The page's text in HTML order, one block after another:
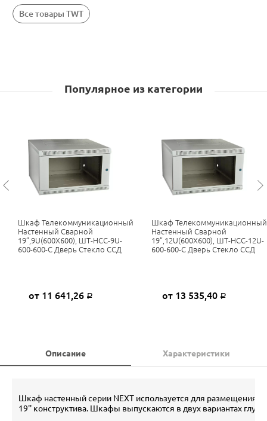
Все товары TWT
Популярное из категории
Шкаф Телекоммуникационный
Настенный Сварной
19”,9U(600X600), ШТ-НСС-9U-
600-600-С Дверь Стекло ССД
от 11 641,26 Р
Шкаф Телекоммуникационный
Настенный Сварной
19”,12U(600X600), ШТ-НСС-12U-
600-600-С Дверь Стекло ССД
от 13 535,40 Р
Описание Характеристики
Шкаф настенный серии NEXT используется для размещения
19'' конструктива. Шкафы выпускаются в двух вариантах